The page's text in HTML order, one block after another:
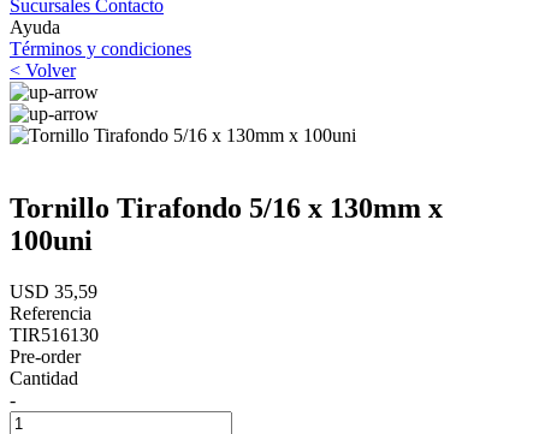
Sucursales Contacto
Ayuda
Términos y condiciones
< Volver
Tornillo Tirafondo 5/16 x 130mm x
100uni
USD 35,59
Referencia
TIR516130
Pre-order
Cantidad
-